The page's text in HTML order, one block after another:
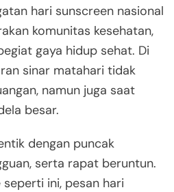
hari sunscreen nasional
komunitas kesehatan,
gaya hidup sehat. Di
sinar matahari tidak
namun juga saat
besar.
dengan puncak
serta rapat beruntun.
ini, pesan hari